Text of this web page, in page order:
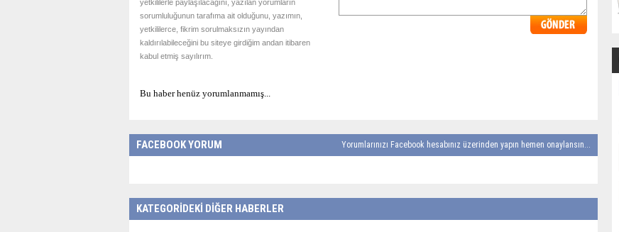
yetkililerle paylaşılacağını, yazılan yorumların
sorumluluğunun tarafıma ait olduğunu, yazımın,
yetkililerce, fikrim sorulmaksızın yayından
kaldırılabileceğini bu siteye girdiğim andan itibaren
kabul etmiş sayılırım.
Bu haber henüz yorumlanmamış...
FACEBOOK YORUM Yorumlarınızı Facebook hesabınız üzerinden yapın hemen onaylansın...
KATEGORİDEKİ DİĞER HABERLER